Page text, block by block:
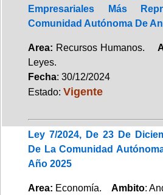
Empresariales Más
Comunidad Autónoma De
Area: Recursos Humanos.
Leyes.
Fecha: 30/12/2024
Estado: Vigente
Ley 7/2024, De 23 De
De La Comunidad
Año 2025
Area: Economía. Ambito: